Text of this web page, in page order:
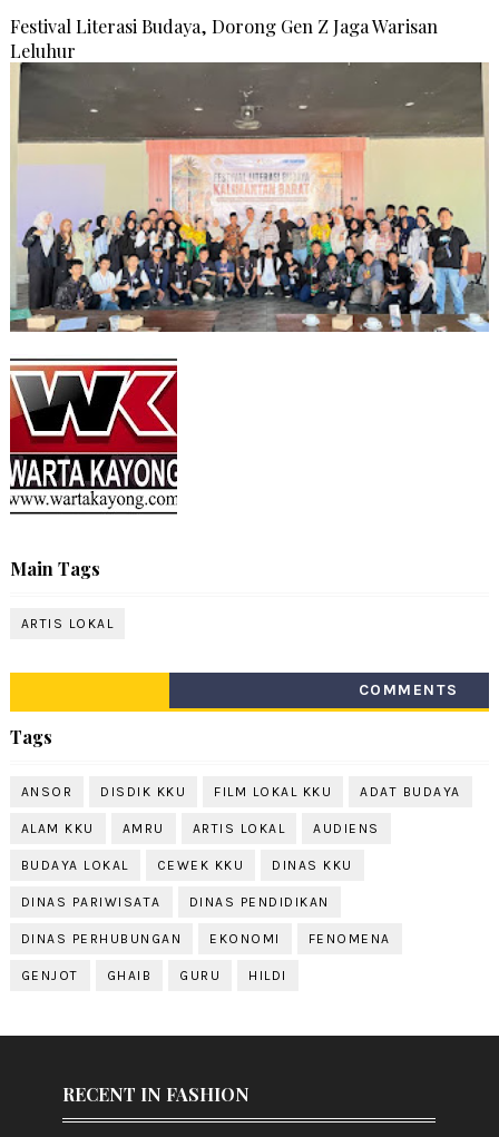
Festival Literasi Budaya, Dorong Gen Z Jaga Warisan
Leluhur
Main Tags
ARTIS LOKAL
COMMENTS
Tags
ANSOR DISDIK KKU FILM LOKAL KKU ADAT BUDAYA
ALAM KKU AMRU ARTIS LOKAL AUDIENS
BUDAYA LOKAL CEWEK KKU DINAS KKU
DINAS PARIWISATA DINAS PENDIDIKAN
DINAS PERHUBUNGAN EKONOMI FENOMENA
GENJOT GHAIB GURU HILDI
RECENT IN FASHION